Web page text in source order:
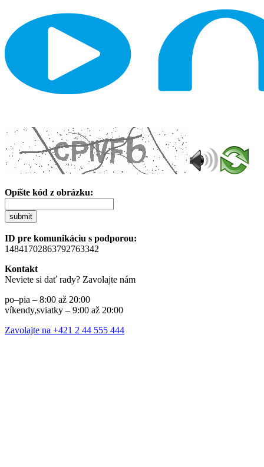
Opíšte kód z obrázku:
submit
ID pre komunikáciu s podporou:
14841702863792763342
Kontakt
Neviete si dať rady? Zavolajte nám
po–pia – 8:00 až 20:00
víkendy,sviatky – 9:00 až 20:00
Zavolajte na +421 2 44 555 444